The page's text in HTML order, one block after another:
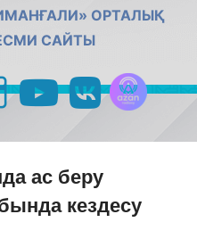
ОРТАЛЫҚ
САЙТЫ
instagramyoutubevk
ас беру
кездесу